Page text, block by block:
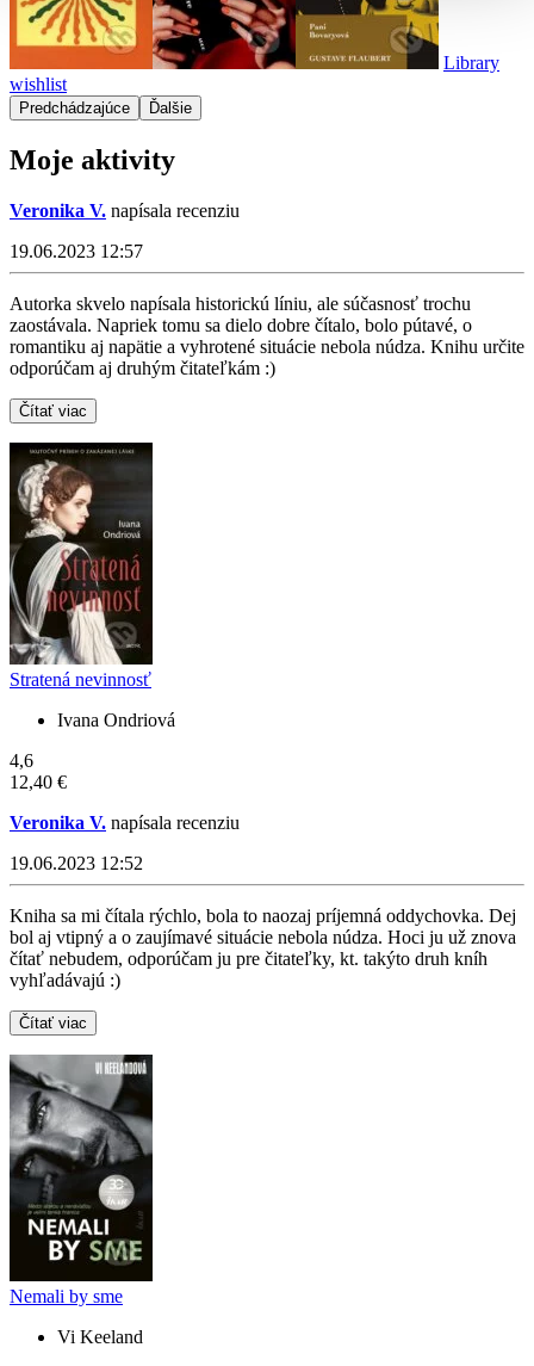
Library
wishlist
Predchádzajúce Ďalšie
Moje aktivity
Veronika V. napísala recenziu
19.06.2023 12:57
Autorka skvelo napísala historickú líniu, ale súčasnosť trochu
zaostávala. Napriek tomu sa dielo dobre čítalo, bolo pútavé, o
romantiku aj napätie a vyhrotené situácie nebola núdza. Knihu určite
odporúčam aj druhým čitateľkám :)
Čítať viac
Stratená nevinnosť
Ivana Ondriová
4,6
12,40 €
Veronika V. napísala recenziu
19.06.2023 12:52
Kniha sa mi čítala rýchlo, bola to naozaj príjemná oddychovka. Dej
bol aj vtipný a o zaujímavé situácie nebola núdza. Hoci ju už znova
čítať nebudem, odporúčam ju pre čitateľky, kt. takýto druh kníh
vyhľadávajú :)
Čítať viac
Nemali by sme
Vi Keeland